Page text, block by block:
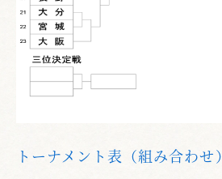
トーナメント表（組み合わせ）